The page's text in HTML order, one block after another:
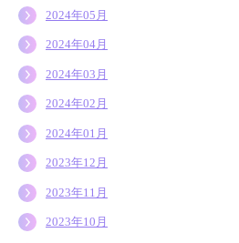
2024年05月
2024年04月
2024年03月
2024年02月
2024年01月
2023年12月
2023年11月
2023年10月